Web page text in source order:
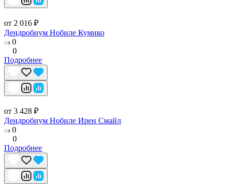
от 2 016 ₽
Дендробиум Нобиле Кумико
0
0
Подробнее
от 3 428 ₽
Дендробиум Нобиле Ирен Смайл
0
0
Подробнее